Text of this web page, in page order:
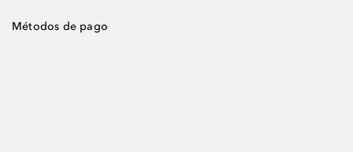
Métodos de pago